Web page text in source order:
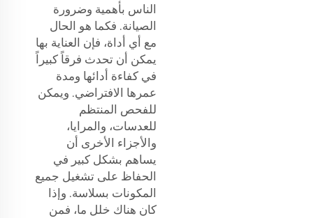
الناس بأهمية وضرورة
الصيانة. فكما هو الحال
مع أي أداة، فإن العناية بها
يمكن أن تحدث فرقاً كبيراً
في كفاءة أدائها ومدة
عمرها الافتراضي. ويمكن
للفحص المنتظم
للعدسات، والمرايا،
والأجزاء الأخرى أن
يساهم بشكل كبير في
الحفاظ على تشغيل جميع
المكونات بسلاسة. وإذا
كان هناك خلل ما، فمن